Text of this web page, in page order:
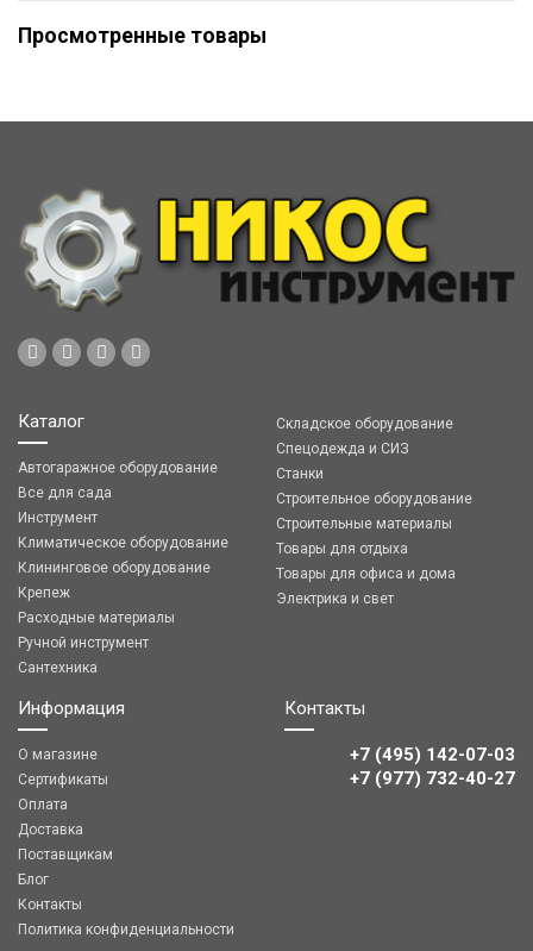
Просмотренные товары
Каталог
Автогаражное оборудование
Все для сада
Инструмент
Климатическое оборудование
Клининговое оборудование
Крепеж
Расходные материалы
Ручной инструмент
Сантехника
Складское оборудование
Спецодежда и СИЗ
Станки
Строительное оборудование
Строительные материалы
Товары для отдыха
Товары для офиса и дома
Электрика и свет
Информация
О магазине
Сертификаты
Оплата
Доставка
Поставщикам
Блог
Контакты
Политика конфиденциальности
Контакты
+7 (495) 142-07-03
‎‎+7 (977) 732-40-27